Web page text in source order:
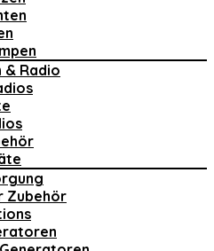
& Radio
Zubehör